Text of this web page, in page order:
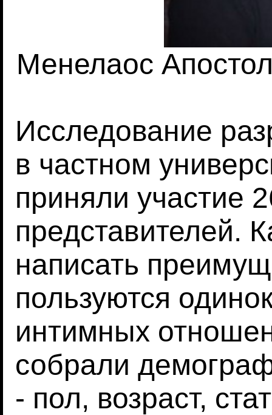
Менелаос
Исследование
в частном
приняли участие
представителей.
написать
пользуются
интимных
собрали
- пол, возраст,